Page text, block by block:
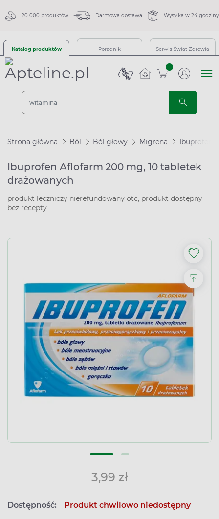
20 000 produktów Darmowa dostawa Wysyłka w 24 godziny
Katalog produktów Poradnik Serwis Świat Zdrowia
sztuk
Strona główna Ból Ból głowy Migrena Ibuprofen
Ibuprofen Aflofarm 200 mg, 10 tabletek
drażowanych
produkt leczniczy nierefundowany otc, produkt dostępny
bez recepty
3,99 zł
Dostępność: Produkt chwilowo niedostępny